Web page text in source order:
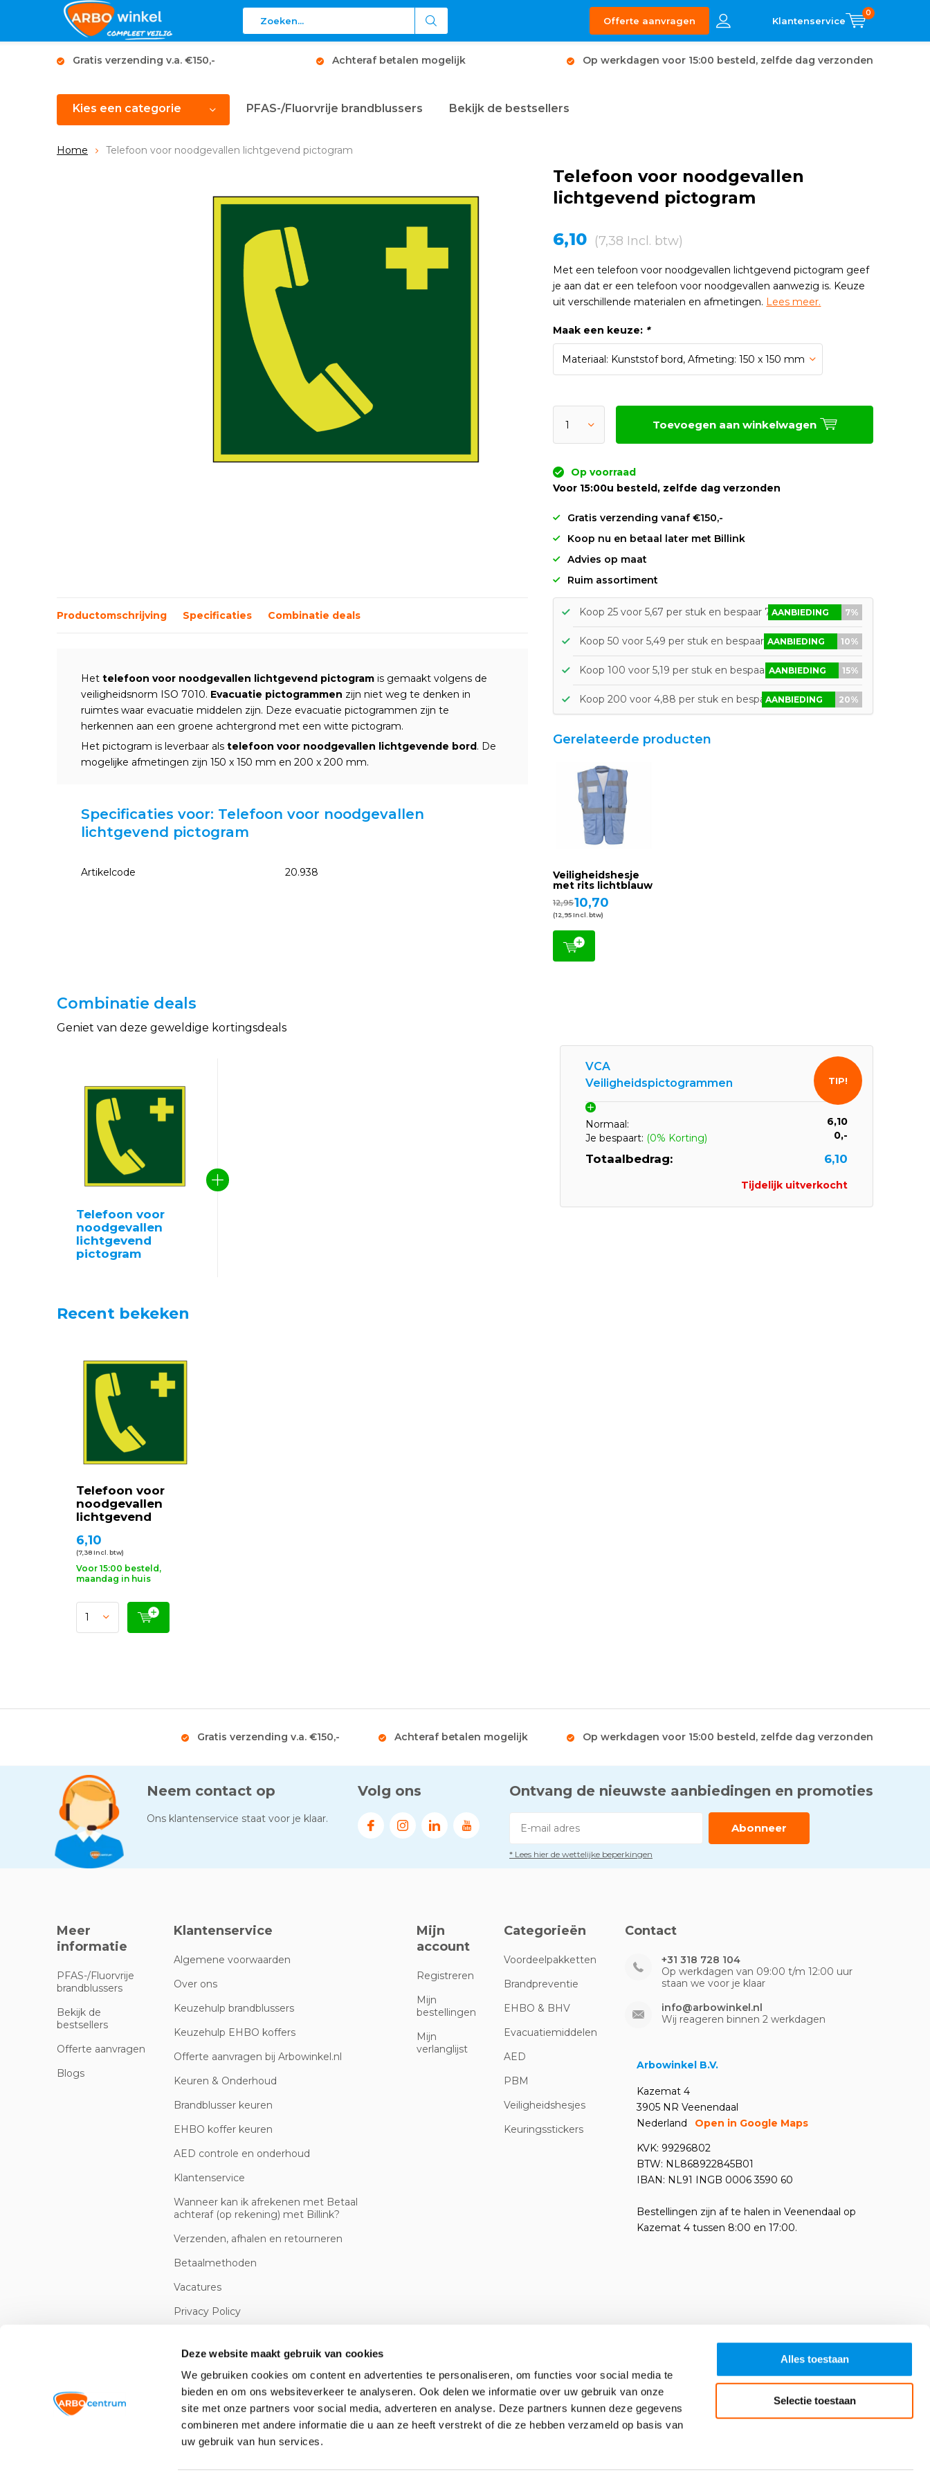
Deze website maakt gebruik van cookies
We gebruiken cookies om content en advertenties te personaliseren, om functies voor social media te
bieden en om ons websiteverkeer te analyseren. Ook delen we informatie over uw gebruik van onze
site met onze partners voor social media, adverteren en analyse. Deze partners kunnen deze gegevens
combineren met andere informatie die u aan ze heeft verstrekt of die ze hebben verzameld op basis van
uw gebruik van hun services.
Alles toestaan
Selectie toestaan
Offerte aanvragen
0
Gratis verzending v.a. €150,- Achteraf betalen mogelijk Op werkdagen voor 15:00 besteld, zelfde dag verzonden
Kies een categorie PFAS-/Fluorvrije brandblussers Bekijk de bestsellers
Home Telefoon voor noodgevallen lichtgevend pictogram
Telefoon voor noodgevallen
lichtgevend pictogram
6,10 (7,38 Incl. btw)
Met een telefoon voor noodgevallen lichtgevend pictogram geef
je aan dat er een telefoon voor noodgevallen aanwezig is. Keuze
uit verschillende materialen en afmetingen. Lees meer.
Maak een keuze: *
Toevoegen aan winkelwagen
Op voorraad
Voor 15:00u besteld, zelfde dag verzonden
Gratis verzending vanaf €150,-
Koop nu en betaal later met Billink
Advies op maat
Ruim assortiment
Productomschrijving Specificaties Combinatie deals
Het telefoon voor noodgevallen lichtgevend pictogram is gemaakt volgens de
veiligheidsnorm ISO 7010. Evacuatie pictogrammen zijn niet weg te denken in
ruimtes waar evacuatie middelen zijn. Deze evacuatie pictogrammen zijn te
herkennen aan een groene achtergrond met een witte pictogram.
Het pictogram is leverbaar als telefoon voor noodgevallen lichtgevende bord. De
mogelijke afmetingen zijn 150 x 150 mm en 200 x 200 mm.
Specificaties voor: Telefoon voor noodgevallen
lichtgevend pictogram
Artikelcode 20.938
Koop 25 voor 5,67 per stuk en bespaar 7%AANBIEDING 7%
Koop 50 voor 5,49 per stuk en bespaar 10%AANBIEDING 10%
Koop 100 voor 5,19 per stuk en bespaar 15%AANBIEDING 15%
Koop 200 voor 4,88 per stuk en bespaar 20%
AANBIEDING 20%
Gerelateerde producten
Veiligheidshesje
met rits lichtblauw
12,9510,70
(12,95 Incl. btw)
Combinatie deals
Geniet van deze geweldige kortingsdeals
Telefoon voor
noodgevallen
lichtgevend
pictogram
VCA
Veiligheidspictogrammen
Normaal:
6,10
Je bespaart: (0% Korting) 0,-
Totaalbedrag: 6,10
TIP!
Tijdelijk uitverkocht
Recent bekeken
Telefoon voor
noodgevallen
lichtgevend
6,10
(7,38 Incl. btw)
Voor 15:00 besteld,
maandag in huis
Gratis verzending v.a. €150,- Achteraf betalen mogelijk Op werkdagen voor 15:00 besteld, zelfde dag verzonden
Neem contact op
Ons klantenservice staat voor je klaar.
Volg ons Ontvang de nieuwste aanbiedingen en promoties
Abonneer
* Lees hier de wettelijke beperkingen
Meer
informatie
PFAS-/Fluorvrije
brandblussers
Bekijk de
bestsellers
Offerte aanvragen
Blogs
Klantenservice
Algemene voorwaarden
Over ons
Keuzehulp brandblussers
Keuzehulp EHBO koffers
Offerte aanvragen bij Arbowinkel.nl
Keuren & Onderhoud
Brandblusser keuren
EHBO koffer keuren
AED controle en onderhoud
Klantenservice
Wanneer kan ik afrekenen met Betaal
achteraf (op rekening) met Billink?
Verzenden, afhalen en retourneren
Betaalmethoden
Vacatures
Privacy Policy
Mijn
account
Registreren
Mijn
bestellingen
Mijn
verlanglijst
Categorieën
Voordeelpakketten
Brandpreventie
EHBO & BHV
Evacuatiemiddelen
AED
PBM
Veiligheidshesjes
Keuringsstickers
Contact
+31 318 728 104
Op werkdagen van 09:00 t/m 12:00 uur
staan we voor je klaar
info@arbowinkel.nl
Wij reageren binnen 2 werkdagen
Arbowinkel B.V.
Kazemat 4
3905 NR Veenendaal
Nederland
Open in Google Maps
KVK: 99296802
BTW: NL868922845B01
IBAN: NL91 INGB 0006 3590 60
Bestellingen zijn af te halen in Veenendaal op
Kazemat 4 tussen 8:00 en 17:00.